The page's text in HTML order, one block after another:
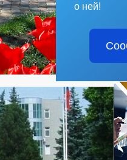
о ней!